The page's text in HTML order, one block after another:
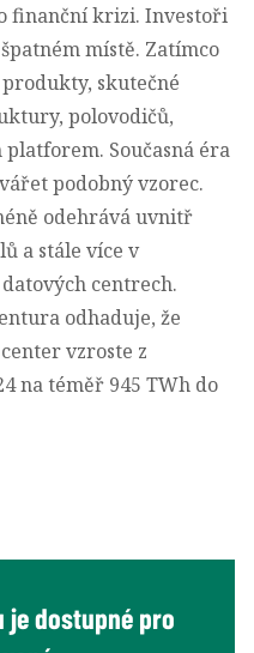
finanční krizi. Investoři
místě. Zatímco
skutečné
polovodičů,
Současná éra
podobný vzorec.
odehrává uvnitř
a stále více v
centrech.
odhaduje, že
vzroste z
na téměř 945 TWh do
je dostupné pro